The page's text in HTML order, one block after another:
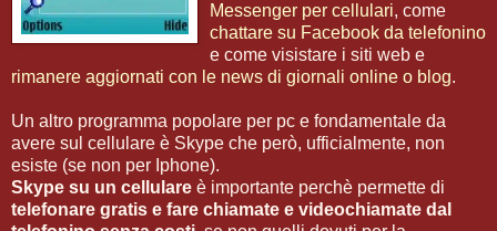
Messenger per cellulari, come
chattare su Facebook da telefonino
e come visistare i siti web e
rimanere aggiornati con le news di giornali online o blog.
Un altro programma popolare per pc e fondamentale da
avere sul cellulare è Skype che però, ufficialmente, non
esiste (se non per Iphone).
Skype su un cellulare è importante perchè permette di
telefonare gratis e fare chiamate e videochiamate dal